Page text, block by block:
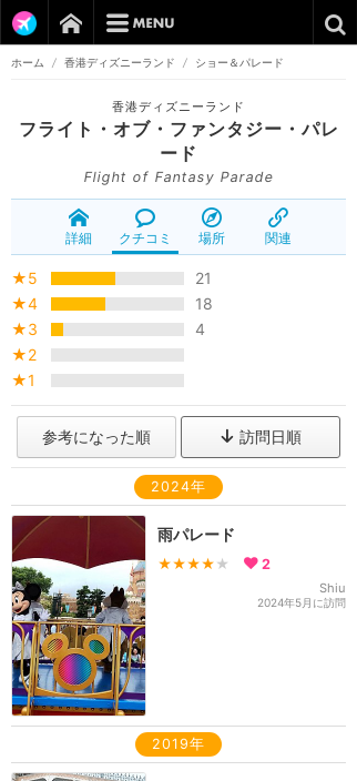
ホーム / 香港ディズニーランド / ショー＆パレード
香港ディズニーランド
フライト・オブ・ファンタジー・パレ
ード
Flight of Fantasy Parade
詳細 クチコミ 場所 関連
★5
21
★4
18
★3
4
★2
★1
参考になった順 訪問日順
2024年
雨パレード
★★★★ ★ 2
Shiu
2024年5月に訪問
2019年